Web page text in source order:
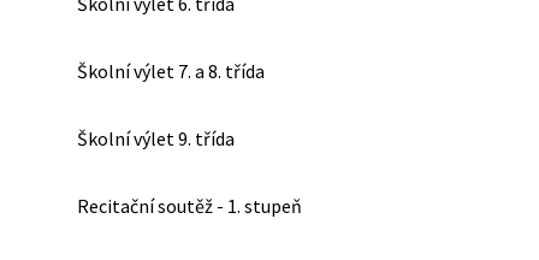
Školní výlet 7. a 8. třída
Školní výlet 9. třída
Recitační soutěž - 1. stupeň